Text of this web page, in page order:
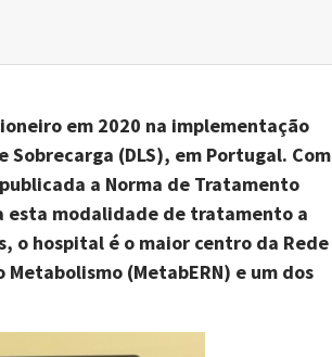
em 2020 na implementação
(DLS), em Portugal. Com
a Norma de Tratamento
esta modalidade de tratamento a
o hospital é o maior centro da Rede
(MetabERN) e um dos